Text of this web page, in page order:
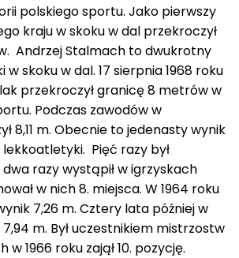
polskiego sportu. Jako pierwszy
kraju w skoku w dal przekroczył
Andrzej Stalmach to dwukrotny
w skoku w dal. 17 sierpnia 1968 roku
przekroczył granicę 8 metrów w
Podczas zawodów w
8,11 m. Obecnie to jedenasty wynik
Pięć razy był
razy wystąpił w igrzyskach
w nich 8. miejsca. W 1964 roku
7,26 m. Cztery lata później w
7,94 m. Był uczestnikiem mistrzostw
1966 roku zajął 10. pozycję.